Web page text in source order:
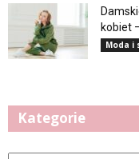
kobiet
Moda i
Kategorie
Kategorie